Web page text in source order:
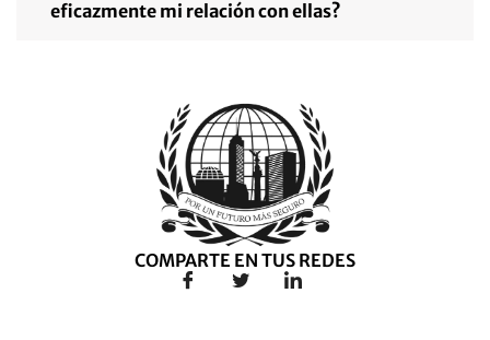
eficazmente mi relación con ellas?
COMPARTE EN TUS REDES